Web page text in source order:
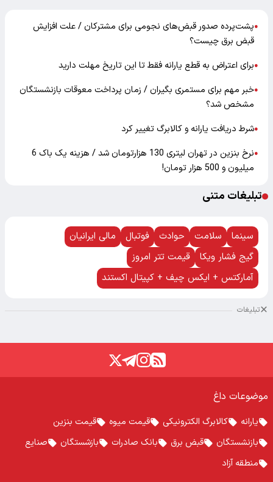
●پشت‌پرده صدور قبض‌های نجومی برای مشترکان / علت افزایش
قبض برق چیست؟
●برای اعتراض به قطع یارانه فقط تا این تاریخ مهلت دارید
●خبر مهم برای مستمری بگیران / زمان پرداخت معوقات بازنشستگان
مشخص شد؟
●شرط دریافت یارانه و کالابرگ تغییر کرد
●
نرخ بنزین در تهران لیتری 130 هزارتومان شد / هزینه یک باک 6
میلیون و 500 هزار تومان!
تبلیغات متنی
سینما سلامت حوادث فوتبال
مالی ایرانیان
گیج فشار ویکا
قیمت تتر امروز
آمارکتس + ایکس چیف + کپیتال اکستند
تبلیغات
موضوعات داغ
یارانه کالابرگ الکترونیکی قیمت میوه
قیمت بنزین
بازنشستگان
قبض برق بانک صادرات بازشستگان
صنایع
منطقه آزاد